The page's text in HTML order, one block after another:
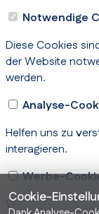
Cookie-
Notwendige
Diese Cookies
der Website
werden.
Analyse-
Helfen uns zu
interagieren.
Werbe-
Werden